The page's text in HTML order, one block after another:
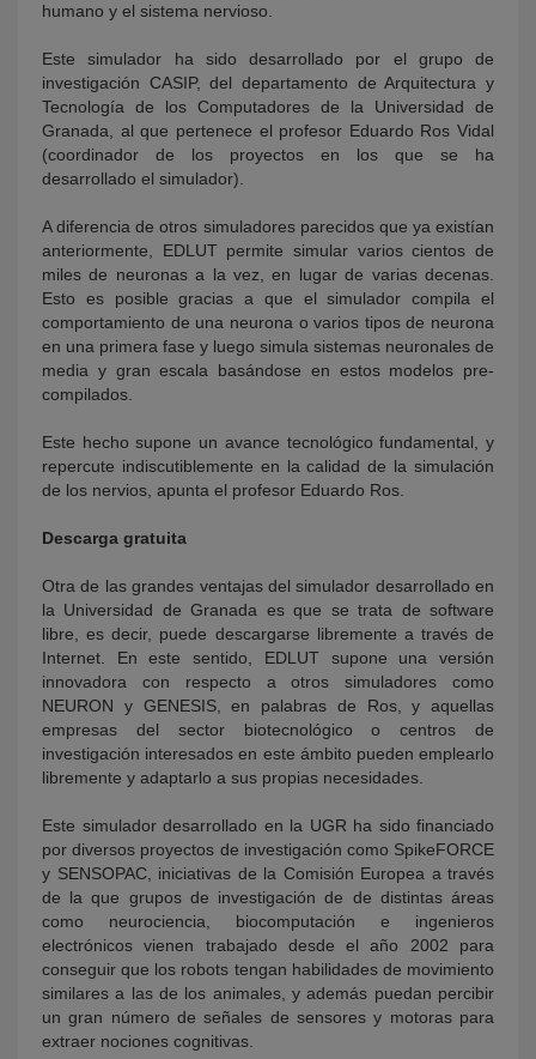
humano y el sistema nervioso.
Este simulador ha sido desarrollado por el grupo de
investigación CASIP, del departamento de Arquitectura y
Tecnología de los Computadores de la Universidad de
Granada, al que pertenece el profesor Eduardo Ros Vidal
(coordinador de los proyectos en los que se ha
desarrollado el simulador).
A diferencia de otros simuladores parecidos que ya existían
anteriormente, EDLUT permite simular varios cientos de
miles de neuronas a la vez, en lugar de varias decenas.
Esto es posible gracias a que el simulador compila el
comportamiento de una neurona o varios tipos de neurona
en una primera fase y luego simula sistemas neuronales de
media y gran escala basándose en estos modelos pre-
compilados.
Este hecho supone un avance tecnológico fundamental, y
repercute indiscutiblemente en la calidad de la simulación
de los nervios, apunta el profesor Eduardo Ros.
Descarga gratuita
Otra de las grandes ventajas del simulador desarrollado en
la Universidad de Granada es que se trata de software
libre, es decir, puede descargarse libremente a través de
Internet. En este sentido, EDLUT supone una versión
innovadora con respecto a otros simuladores como
NEURON y GENESIS, en palabras de Ros, y aquellas
empresas del sector biotecnológico o centros de
investigación interesados en este ámbito pueden emplearlo
libremente y adaptarlo a sus propias necesidades.
Este simulador desarrollado en la UGR ha sido financiado
por diversos proyectos de investigación como SpikeFORCE
y SENSOPAC, iniciativas de la Comisión Europea a través
de la que grupos de investigación de de distintas áreas
como neurociencia, biocomputación e ingenieros
electrónicos vienen trabajado desde el año 2002 para
conseguir que los robots tengan habilidades de movimiento
similares a las de los animales, y además puedan percibir
un gran número de señales de sensores y motoras para
extraer nociones cognitivas.